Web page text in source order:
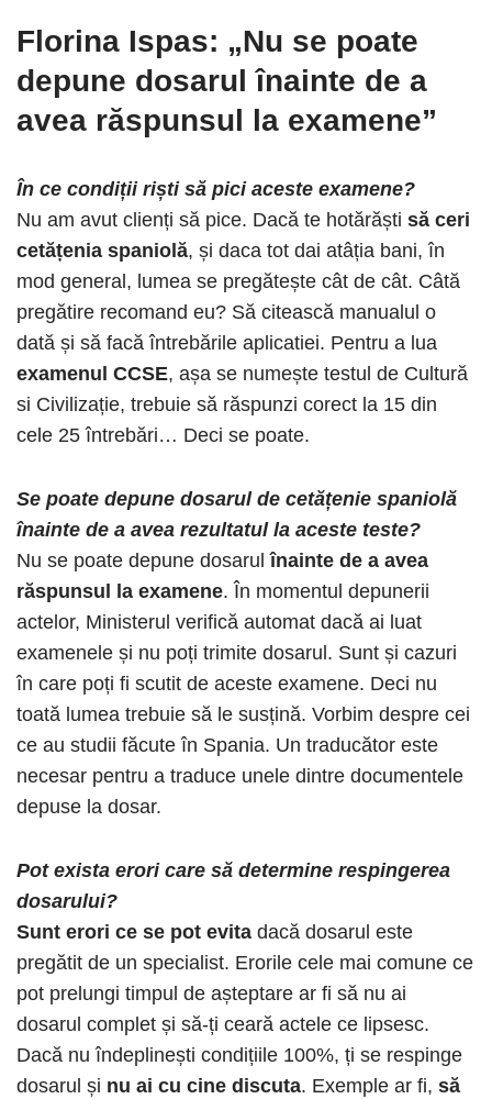
Florina Ispas: „Nu se poate
depune dosarul înainte de a
avea răspunsul la examene”
În ce condiții riști să pici aceste examene?
Nu am avut clienți să pice. Dacă te hotărăști să ceri
cetățenia spaniolă, și daca tot dai atâția bani, în
mod general, lumea se pregătește cât de cât. Câtă
pregătire recomand eu? Să citească manualul o
dată și să facă întrebările aplicatiei. Pentru a lua
examenul CCSE, așa se numește testul de Cultură
si Civilizație, trebuie să răspunzi corect la 15 din
cele 25 întrebări… Deci se poate.
Se poate depune dosarul de cetățenie spaniolă
înainte de a avea rezultatul la aceste teste?
Nu se poate depune dosarul înainte de a avea
răspunsul la examene. În momentul depunerii
actelor, Ministerul verifică automat dacă ai luat
examenele și nu poți trimite dosarul. Sunt și cazuri
în care poți fi scutit de aceste examene. Deci nu
toată lumea trebuie să le susțină. Vorbim despre cei
ce au studii făcute în Spania. Un traducător este
necesar pentru a traduce unele dintre documentele
depuse la dosar.
Pot exista erori care să determine respingerea
dosarului?
Sunt erori ce se pot evita dacă dosarul este
pregătit de un specialist. Erorile cele mai comune ce
pot prelungi timpul de așteptare ar fi să nu ai
dosarul complet și să-ți ceară actele ce lipsesc.
Dacă nu îndeplinești condițiile 100%, ți se respinge
dosarul și nu ai cu cine discuta. Exemple ar fi, să